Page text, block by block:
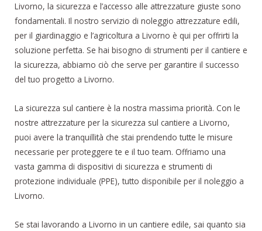
Livorno, la sicurezza e l’accesso alle attrezzature giuste sono
fondamentali. Il nostro servizio di noleggio attrezzature edili,
per il giardinaggio e l’agricoltura a Livorno è qui per offrirti la
soluzione perfetta. Se hai bisogno di strumenti per il cantiere e
la sicurezza, abbiamo ciò che serve per garantire il successo
del tuo progetto a Livorno.
La sicurezza sul cantiere è la nostra massima priorità. Con le
nostre attrezzature per la sicurezza sul cantiere a Livorno,
puoi avere la tranquillità che stai prendendo tutte le misure
necessarie per proteggere te e il tuo team. Offriamo una
vasta gamma di dispositivi di sicurezza e strumenti di
protezione individuale (PPE), tutto disponibile per il noleggio a
Livorno.
Se stai lavorando a Livorno in un cantiere edile, sai quanto sia